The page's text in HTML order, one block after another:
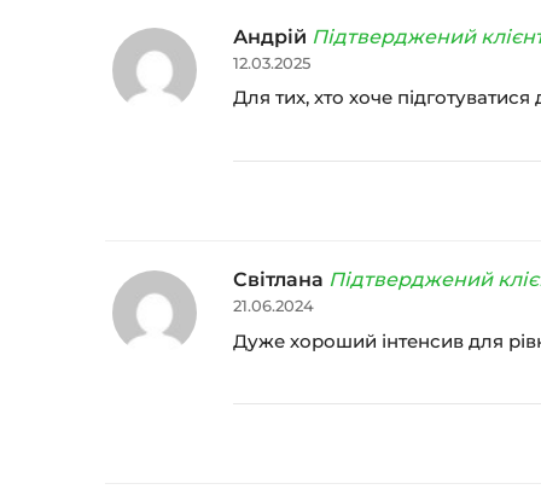
Андрій Підтверджений
12.03.2025
Для тих, хто хоче
Світлана Підтверджений
21.06.2024
Дуже хороший інтенсив для